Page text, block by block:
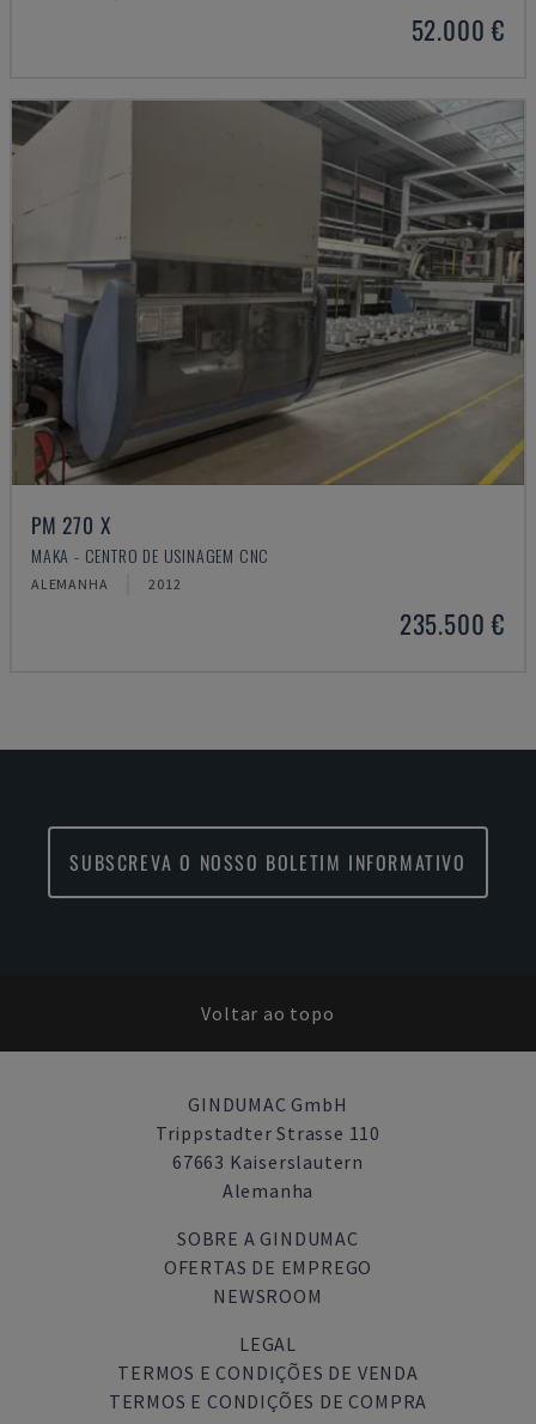
52.000 €
PM 270 X
MAKA - CENTRO DE USINAGEM CNC
ALEMANHA 2012
235.500 €
SUBSCREVA O NOSSO BOLETIM INFORMATIVO
Voltar ao topo
GINDUMAC GmbH
Trippstadter Strasse 110
67663 Kaiserslautern
Alemanha
SOBRE A GINDUMAC
OFERTAS DE EMPREGO
NEWSROOM
LEGAL
TERMOS E CONDIÇÕES DE VENDA
TERMOS E CONDIÇÕES DE COMPRA